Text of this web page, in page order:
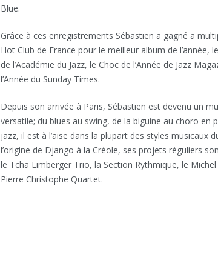
Blue.
Grâce à ces enregistrements Sébastien a gagné a
Hot Club de France pour le meilleur album de l’année,
de l’Académie du Jazz, le Choc de l’Année de Jazz
l’Année du Sunday Times.
Depuis son arrivée à Paris, Sébastien est devenu un
versatile; du blues au swing, de la biguine au choro en
jazz, il est à l’aise dans la plupart des styles musicaux
l’origine de Django à la Créole, ses projets réguliers
le Tcha Limberger Trio, la Section Rythmique, le
Pierre Christophe Quartet.